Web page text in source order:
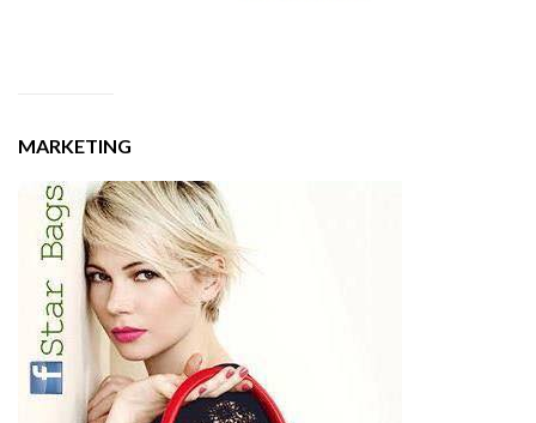
MARKETING